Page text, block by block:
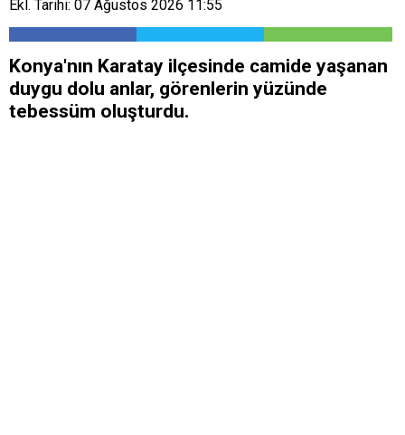
Ekl. Tarihi: 07 Ağustos 2026 11:55
Konya'nın Karatay ilçesinde camide yaşanan
duygu dolu anlar, görenlerin yüzünde
tebessüm oluşturdu.